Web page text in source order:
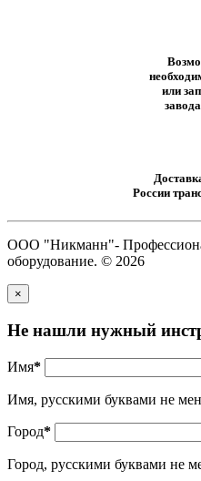
или
России
ООО "Никманн"-
оборудование. © 2026
×
Не нашли нужный
Имя*
Имя, русскими буквами не
Город*
Город, русскими буквами не